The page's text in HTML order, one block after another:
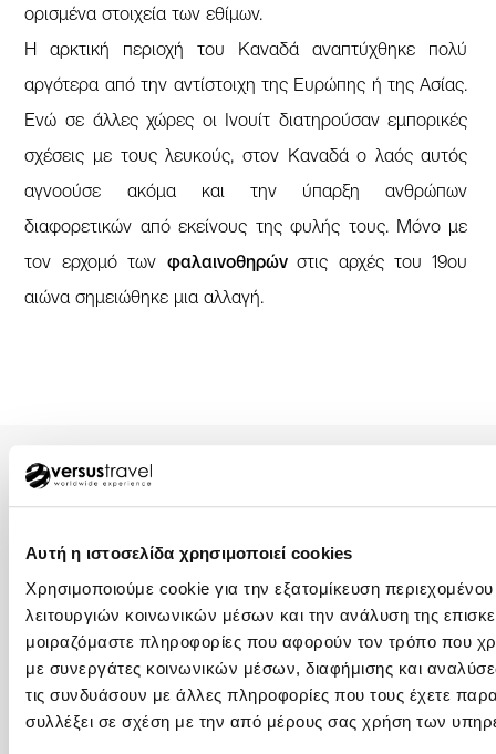
Αυτή η ιστοσελίδα χρησιμοποιεί cookies
Χρησιμοποιούμε cookie για την εξατομίκευση
λειτουργιών κοινωνικών μέσων και την ανάλυση της
μοιραζόμαστε πληροφορίες που αφορούν τον τρόπο που
με συνεργάτες κοινωνικών μέσων, διαφήμισης και
τις συνδυάσουν με άλλες πληροφορίες που τους έχετε
συλλέξει σε σχέση με την από μέρους σας χρήση των
ορισμένα στοιχεία των εθίμων.
Η αρκτική περιοχή του Καναδά αναπτύχθηκε πολύ
αργότερα από την αντίστοιχη της Ευρώπης ή της Ασίας.
Ενώ σε άλλες χώρες οι Ινουίτ διατηρούσαν εμπορικές
σχέσεις με τους λευκούς, στον Καναδά ο λαός αυτός
αγνοούσε ακόμα και την ύπαρξη ανθρώπων
διαφορετικών από εκείνους της φυλής τους. Μόνο με
τον ερχομό των φαλαινοθηρώνστις αρχές του 19ου
αιώνα σημειώθηκε μια αλλαγή.
ΑΘΗΝΑ – ΚΕΝΤΡΙΚΑ ΓΡΑΦΕΙΑ
+30 210 32 32 800
+30 210 32 32 450
Φιλελλήνων 7, Σύνταγμα, 105 57 (1ος όροφος)
info@versus-travel.gr
ΓΛΥΦΑΔΑ